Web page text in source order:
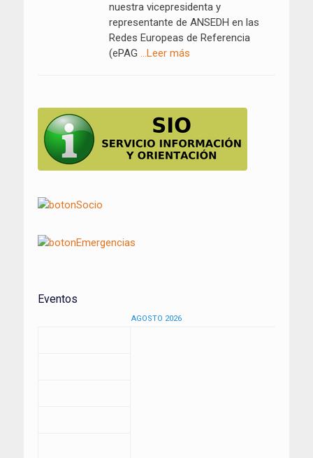
nuestra vicepresidenta y
representante de ANSEDH en las
Redes Europeas de Referencia
(ePAG …Leer más
Eventos
AGOSTO 2026